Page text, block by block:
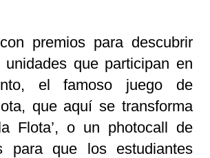
premios para descubrir
unidades que participan en
el famoso juego de
que aquí se transforma
Flota’, o un photocall de
para que los estudiantes